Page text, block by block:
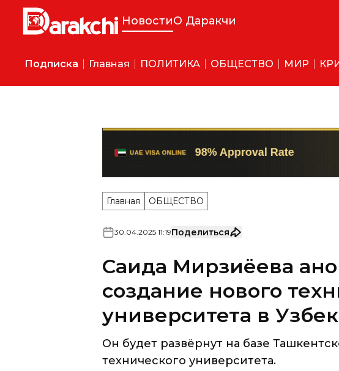
НовостиО Даракчи
Подписка Главная ПОЛИТИКА ОБЩЕСТВО МИР
Главная ОБЩЕСТВО
30 04 2025 11:19Поделиться
Саида Мирзиёева
создание нового
университета в
Он будет развёрнут на базе
технического университета.